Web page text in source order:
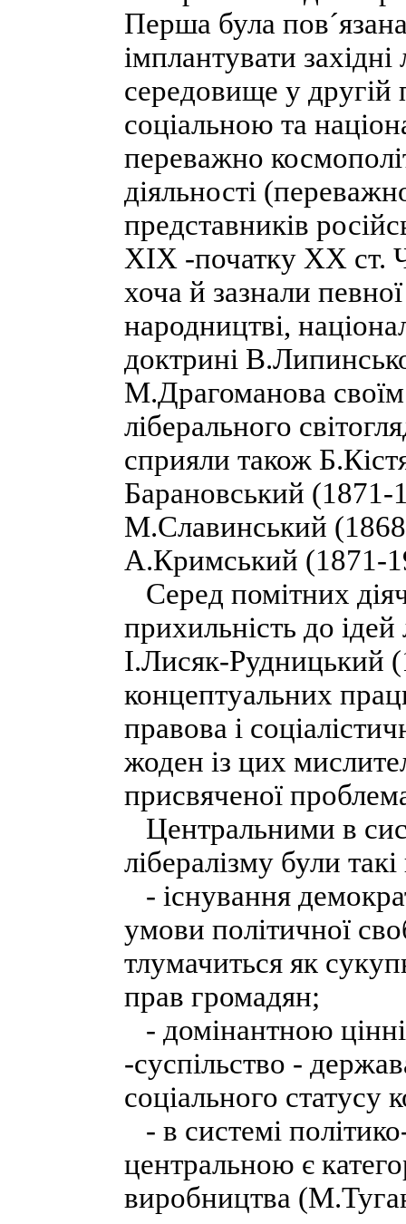
Перша була
імплантувати західні
середовище у другій
соціальною та
переважно
діяльності
представників
XIX -початку XX ст.
хоча й зазнали
народництві,
доктрині
М.Драгоманова
ліберального
сприяли також
Барановський
М.Славинський
А.Кримський (1871-
Серед помітних
прихильність до ідей
І.Лисяк-Рудницький
концептуальних
правова і
жоден із цих
присвяченої
Центральними в
лібералізму були
- існування
умови політичної
тлумачиться як
прав громадян;
- домінантною
-суспільство -
соціального статусу
- в системі
центральною є
виробництва